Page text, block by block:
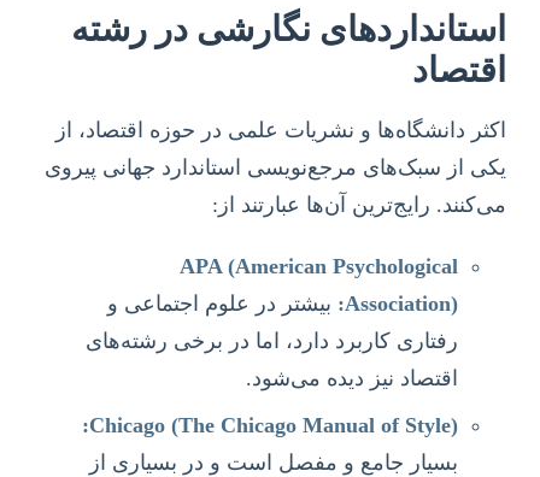
استانداردهای نگارشی در رشته
اقتصاد
اکثر دانشگاه‌ها و نشریات علمی در حوزه اقتصاد، از
یکی از سبک‌های مرجع‌نویسی استاندارد جهانی پیروی
می‌کنند. رایج‌ترین آن‌ها عبارتند از:
APA (American Psychological
Association): بیشتر در علوم اجتماعی و
رفتاری کاربرد دارد، اما در برخی رشته‌های
اقتصاد نیز دیده می‌شود.
Chicago (The Chicago Manual of Style):
بسیار جامع و مفصل است و در بسیاری از